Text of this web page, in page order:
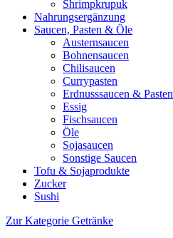
Shrimpkrupuk
Nahrungsergänzung
Saucen, Pasten & Öle
Austernsaucen
Bohnensaucen
Chilisaucen
Currypasten
Erdnusssaucen & Pasten
Essig
Fischsaucen
Öle
Sojasaucen
Sonstige Saucen
Tofu & Sojaprodukte
Zucker
Sushi
Zur Kategorie Getränke